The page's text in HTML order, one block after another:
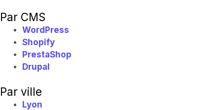
Par CMS
WordPress
Shopify
PrestaShop
Drupal
Par ville
Lyon